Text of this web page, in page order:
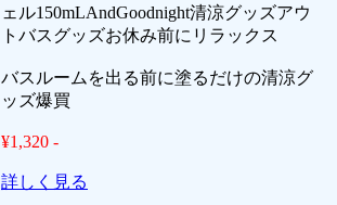
ェル150mLAndGoodnight清涼グッズアウ
トバスグッズお休み前にリラックス
バスルームを出る前に塗るだけの清涼グ
ッズ爆買
¥1,320 -
詳しく見る